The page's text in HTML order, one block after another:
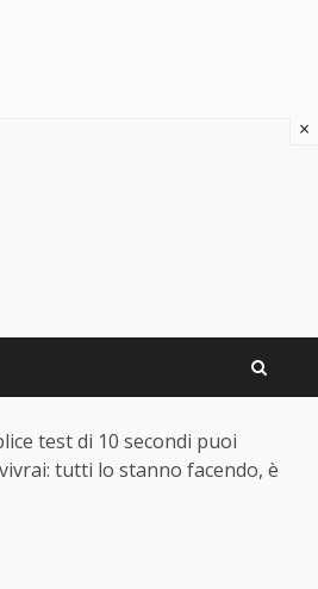
test di 10 secondi puoi
tutti lo stanno facendo, è
×